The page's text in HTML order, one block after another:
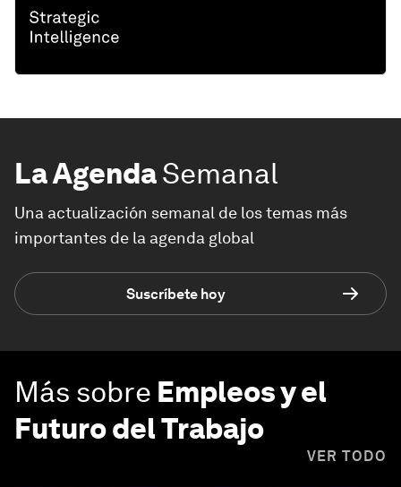
La AgendaSemanal
Una actualización semanal de los temas más
importantes de la agenda global
Suscríbete hoy
Más sobre Empleos y el
Futuro del Trabajo
VER TODO